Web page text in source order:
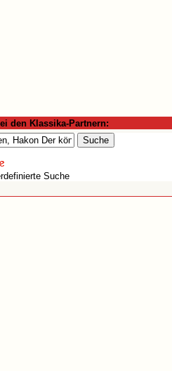
den Klassika-Partnern:
Suche